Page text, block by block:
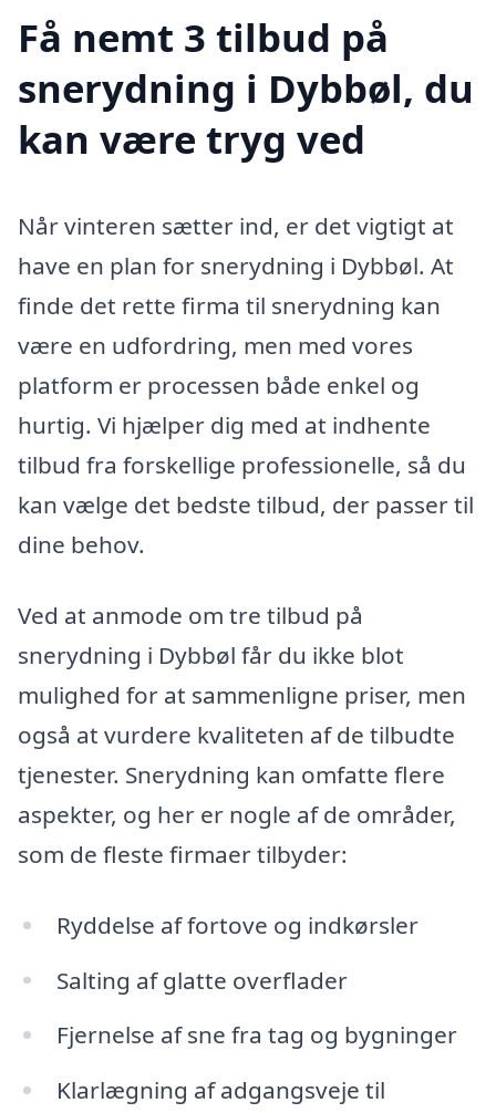
Få nemt 3 tilbud på
snerydning i Dybbøl, du
kan være tryg ved
Når vinteren sætter ind, er det vigtigt at
have en plan for snerydning i Dybbøl. At
finde det rette firma til snerydning kan
være en udfordring, men med vores
platform er processen både enkel og
hurtig. Vi hjælper dig med at indhente
tilbud fra forskellige professionelle, så du
kan vælge det bedste tilbud, der passer til
dine behov.
Ved at anmode om tre tilbud på
snerydning i Dybbøl får du ikke blot
mulighed for at sammenligne priser, men
også at vurdere kvaliteten af de tilbudte
tjenester. Snerydning kan omfatte flere
aspekter, og her er nogle af de områder,
som de fleste firmaer tilbyder:
Ryddelse af fortove og indkørsler
Salting af glatte overflader
Fjernelse af sne fra tag og bygninger
Klarlægning af adgangsveje til